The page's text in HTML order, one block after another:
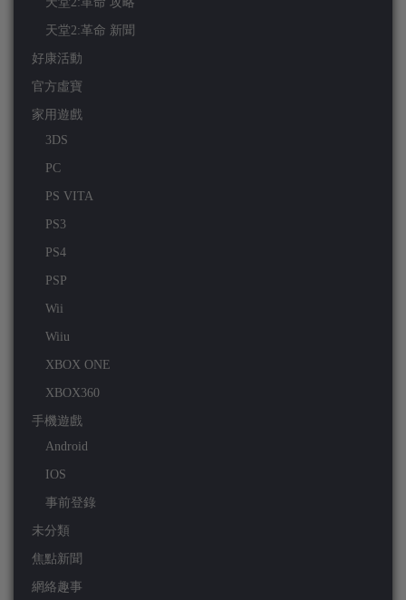
天堂2:革命 新聞
好康活動
官方虛寶
家用遊戲
3DS
PC
PS VITA
PS3
PS4
PSP
Wii
Wiiu
XBOX ONE
XBOX360
手機遊戲
Android
IOS
事前登錄
未分類
焦點新聞
網絡趣事